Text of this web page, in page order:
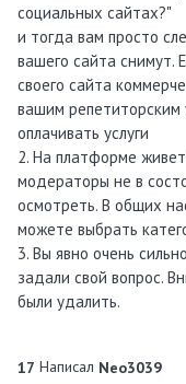
социальных сайтах?"
и тогда вам просто
вашего сайта снимут.
своего сайта
вашим репетиторским
оплачивать услуги
2. На платформе
модераторы не в
осмотреть. В общих
можете выбрать
3. Вы явно очень
задали свой вопрос.
были удалить.
17 Написал Neo3039